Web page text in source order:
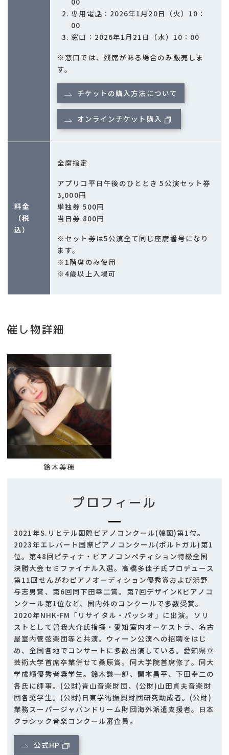
専用電話：2026年1月20日（火）10：
00
窓口：2026年1月21日（水）10：00
※窓口では、残席がある場合のみ販売しま
す。
チケットの購入方法について
オンラインチケット購入
料金
（税
込）
全席指定
アプリコ平日午後のひととき 5公演セット券
3,000円
単独券 500円
当日券 800円
※セット券は5公演全て同じ座席番号になり
ます。
※1階席のみ使用
※4歳以上入場可
催し物詳細
鈴木美穂
プロフィール
2021年S.リヒテル国際ピアノコンクール(韓国)第1位。
2023年エレバート国際ピアノコンクール(ポルトガル)第1
位。第48回ピティナ・ピアノコンペティション特級全国
決勝大会セミファイナル入選。高橋多佳子氏プロデュース
第11回せんがわピアノオーディション優秀賞および浜野
与志男賞、第6回同下田幸二賞。第7回デザインKピアノコ
ンクール第1位など、国内外のコンクールで多数受賞。
2020年NHK-FM「リサイタル・パッシオ」に出演。ソリ
ストとして曽我大介氏指揮・愛知室内オーケストラ、名古
屋室内管弦楽団等と共演。ウィーン公演への招聘をはじ
め、全国各地でコンサートに多数出演している。愛知県立
芸術大学首席卒業併せて桑原賞。同大学院首席修了。同大
学成績優秀者奨学生。鈴木謙一郎、関本昌平、下田幸二の
各氏に師事。(公財)青山音楽財団、(公財)山田貞夫音楽財
団各奨学生。(公財)日東学術振興財団研究助成者。(公財)
業務スーパージャパンドリーム財団海外派遣支援者。日本
クラシック音楽コンクール審査員。
公式HP